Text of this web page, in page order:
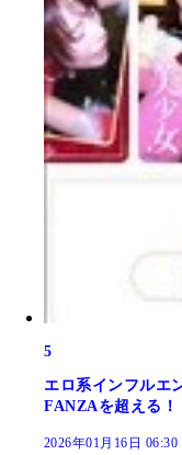
5
エロ系インフルエ
FANZAを超える！
2026年01月16日 06:30